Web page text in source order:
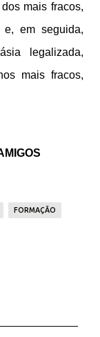
mais fracos,
e, em seguida,
legalizada,
mais fracos,
FORMAÇÃO